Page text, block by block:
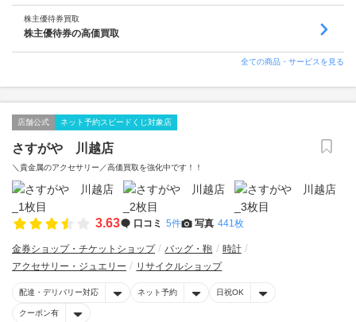
株主優待券買取
株主優待券の高価買取
全ての商品・サービスを見る
店舗公式 ネット予約スピードくじ対象店
さすがや 川越店
＼貴金属のアクセサリー／高価買取を強化中です！！
3.63 口コミ 5件 写真 441枚
金券ショップ・チケットショップ バッグ・鞄
時計
アクセサリー・ジュエリー
リサイクルショップ
配達・デリバリー対応 ネット予約 日祝OK
クーポン有